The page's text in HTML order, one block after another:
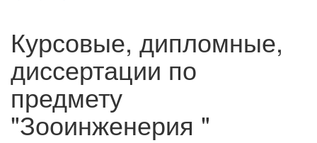
Курсовые, дипломные,
диссертации по
предмету
"Зооинженерия "